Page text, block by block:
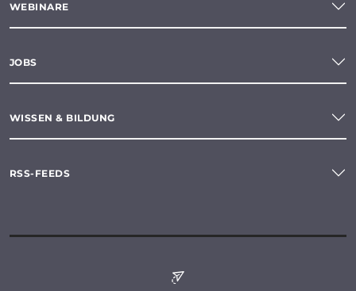
WEBINARE
JOBS
WISSEN & BILDUNG
RSS-FEEDS